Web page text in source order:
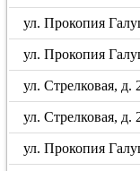
ул. Прокопия
ул. Прокопия
ул. Стрелковая, д.
ул. Стрелковая, д.
ул. Прокопия